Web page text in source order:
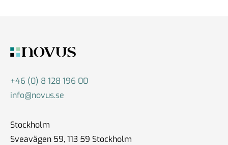
+46 (0) 8 128 196 00
info@novus.se
Stockholm
Sveavägen 59, 113 59 Stockholm